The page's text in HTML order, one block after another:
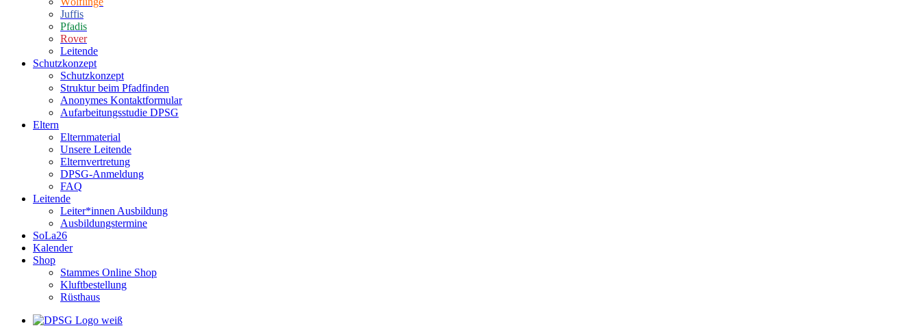
Juffis
Pfadis
Rover
Leitende
Schutzkonzept
Schutzkonzept
Struktur beim Pfadfinden
Anonymes Kontaktformular
Aufarbeitungsstudie DPSG
Eltern
Elternmaterial
Unsere Leitende
Elternvertretung
DPSG-Anmeldung
FAQ
Leitende
Leiter*innen Ausbildung
Ausbildungstermine
SoLa26
Kalender
Shop
Stammes Online Shop
Kluftbestellung
Rüsthaus